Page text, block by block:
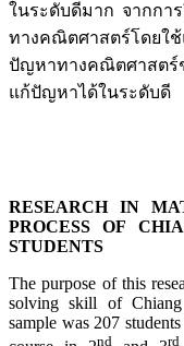
ในระดับดีมาก จากกา
ทางคณิตศาสตร์โดยใ
ปัญหาทางคณิตศาสตร์
แก้ปัญหาได้ในระดับดี
RESEARCH IN
PROCESS OF
STUDENTS
The purpose of this
solving skill of
sample was 207
nd rd